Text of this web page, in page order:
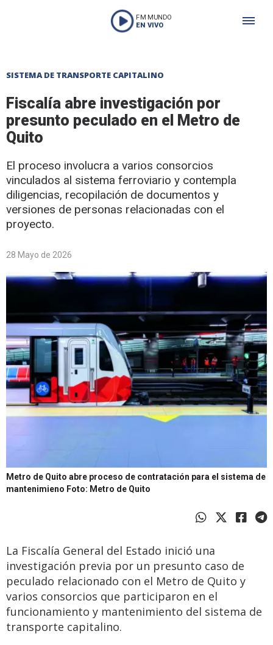
FM MUNDO
EN VIVO
SISTEMA DE TRANSPORTE CAPITALINO
Fiscalía abre investigación por
presunto peculado en el Metro de
Quito
El proceso involucra a varios consorcios
vinculados al sistema ferroviario y contempla
diligencias, recopilación de documentos y
versiones de personas relacionadas con el
proyecto.
28 Mayo de 2026
Metro de Quito abre proceso de contratación para el sistema de
mantenimieno Foto: Metro de Quito
La Fiscalía General del Estado inició una
investigación previa por un presunto caso de
peculado relacionado con el Metro de Quito y
varios consorcios que participaron en el
funcionamiento y mantenimiento del sistema de
transporte capitalino.